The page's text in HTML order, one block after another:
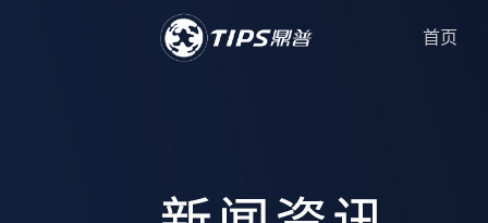
首页